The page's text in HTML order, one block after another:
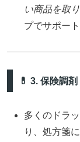
い商品を取
プでサポー
💊 3. 保険調
多くのドラ
り、処方箋